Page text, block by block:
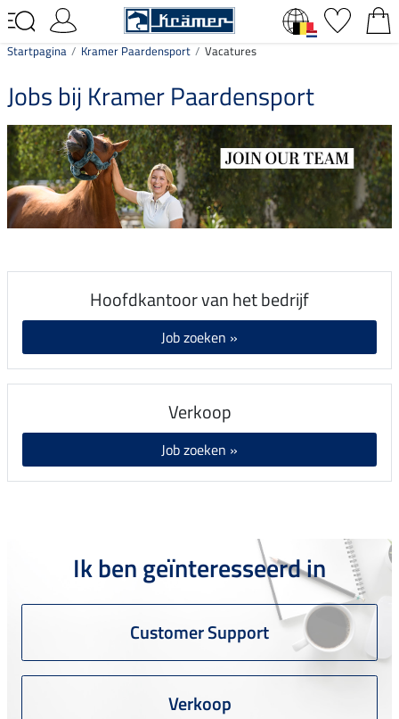
Startpagina Kramer Paardensport Vacatures
Jobs bij Kramer Paardensport
Hoofdkantoor van het bedrijf
Job zoeken »
Verkoop
Job zoeken »
Ik ben geïnteresseerd in
Customer Support
Verkoop